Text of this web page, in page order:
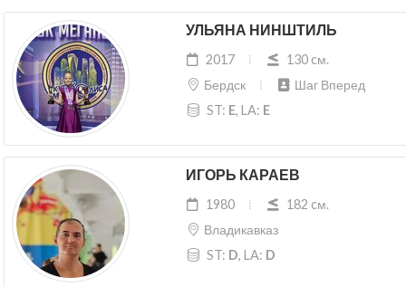
УЛЬЯНА НИНШТИЛЬ
2017
130 cм.
Бердск
Шаг Вперед
ST: E, LA: E
ИГОРЬ КАРАЕВ
1980
182 cм.
Владикавказ
ST: D, LA: D